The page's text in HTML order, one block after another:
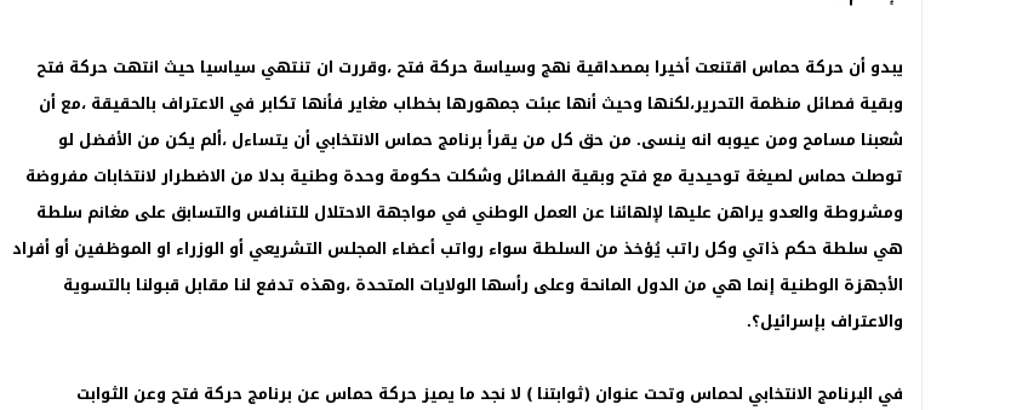
يبدو أن حركة حماس اقتنعت أخيرا بمصداقية نهج وسياسة حركة فتح ،وقررت ان تنتهي سياسيا حيث انتهت حركة فتح
وبقية فصائل منظمة التحرير،لكنها وحيث أنها عبئت جمهورها بخطاب مغاير فأنها تكابر في الاعتراف بالحقيقة ،مع أن
شعبنا مسامح ومن عيوبه انه ينسى. من حق كل من يقرأ برنامج حماس الانتخابي أن يتساءل ،ألم يكن من الأفضل لو
توصلت حماس لصيغة توحيدية مع فتح وبقية الفصائل وشكلت حكومة وحدة وطنية بدلا من الاضطرار لانتخابات مفروضة
ومشروطة والعدو يراهن عليها لإلهائنا عن العمل الوطني في مواجهة الاحتلال للتنافس والتسابق على مغانم سلطة
هي سلطة حكم ذاتي وكل راتب يُؤخذ من السلطة سواء رواتب أعضاء المجلس التشريعي أو الوزراء او الموظفين أو أفراد
الأجهزة الوطنية إنما هي من الدول المانحة وعلى رأسها الولايات المتحدة ،وهذه تدفع لنا مقابل قبولنا بالتسوية
والاعتراف بإسرائيل؟.
في البرنامج الانتخابي لحماس وتحت عنوان (ثوابتنا ) لا نجد ما يميز حركة حماس عن برنامج حركة فتح وعن الثوابت